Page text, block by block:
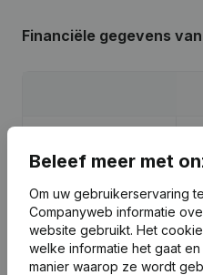
Financiële gegevens
Brutomarge
Beleef meer met
Om uw gebruikerservaring
Companyweb informatie
website gebruikt. Het
welke informatie het gaat
manier waarop ze wordt